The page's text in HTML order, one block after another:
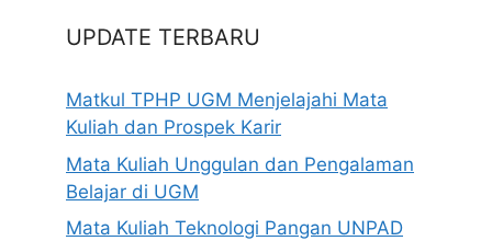
UPDATE TERBARU
Matkul TPHP UGM Menjelajahi Mata
Kuliah dan Prospek Karir
Mata Kuliah Unggulan dan Pengalaman
Belajar di UGM
Mata Kuliah Teknologi Pangan UNPAD